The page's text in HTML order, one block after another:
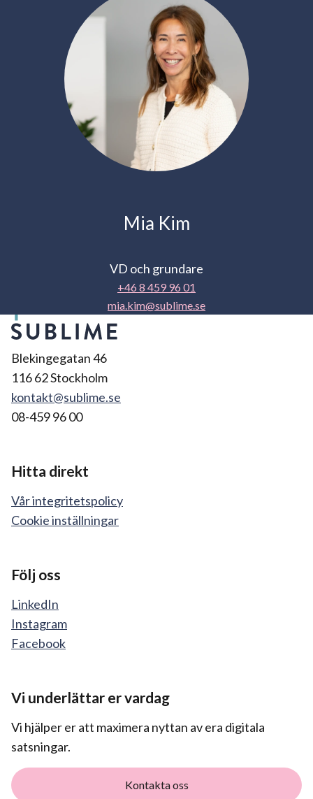
Mia Kim
VD och grundare
+46 8 459 96 01
mia.kim@sublime.se
Blekingegatan 46
116 62 Stockholm
kontakt@sublime.se
08-459 96 00
Hitta direkt
Vår integritetspolicy
Cookie inställningar
Följ oss
LinkedIn
Instagram
Facebook
Vi underlättar er vardag
Vi hjälper er att maximera nyttan av era digitala
satsningar.
Kontakta oss